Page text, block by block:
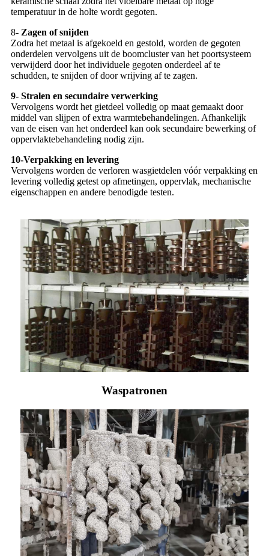
temperatuur in de holte wordt gegoten.
8- Zagen of snijden
Zodra het metaal is afgekoeld en gestold, worden de gegoten
onderdelen vervolgens uit de boomcluster van het poortsysteem
verwijderd door het individuele gegoten onderdeel af te
schudden, te snijden of door wrijving af te zagen.
9- Stralen en secundaire verwerking
Vervolgens wordt het gietdeel volledig op maat gemaakt door
middel van slijpen of extra warmtebehandelingen. Afhankelijk
van de eisen van het onderdeel kan ook secundaire bewerking of
oppervlaktebehandeling nodig zijn.
10-Verpakking en levering
Vervolgens worden de verloren wasgietdelen vóór verpakking en
levering volledig getest op afmetingen, oppervlak, mechanische
eigenschappen en andere benodigde testen.
Waspatronen